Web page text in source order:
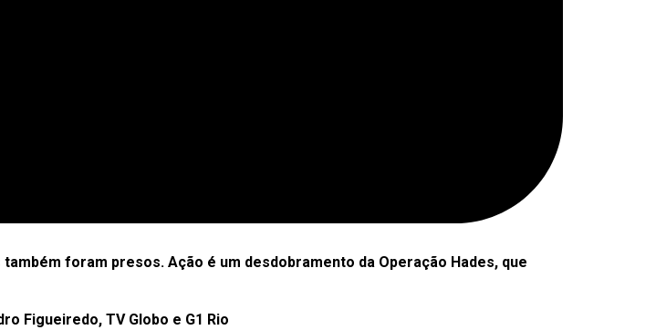
foram presos. Ação é um desdobramento da Operação Hades, que
Figueiredo, TV Globo e G1 Rio